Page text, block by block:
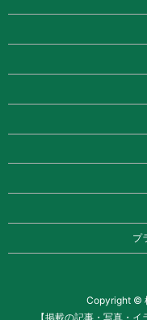
プ
Copyright ©
【掲載の記事・写真・